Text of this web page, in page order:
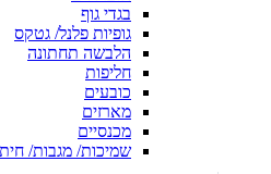
בגדי גוף
גופיות פלנל/ גטקס
הלבשה תחתונה
חליפות
כובעים
מארזים
מכנסיים
שמיכות/ מגבות/